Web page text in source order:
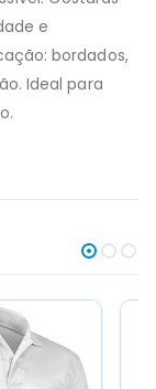
e
bordados,
Ideal para